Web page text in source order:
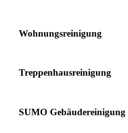
Wohnungsreinigung
Treppenhausreinigung
SUMO Gebäudereinigung